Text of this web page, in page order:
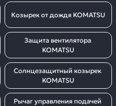
Козырек от дождя KOMATSU
Защита вентилятора
KOMATSU
Солнцезащитный козырек
KOMATSU
Рычаг управления подачей